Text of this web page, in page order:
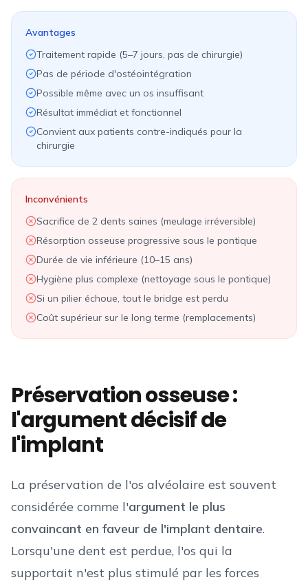
Avantages
Traitement rapide (5–7 jours, pas de chirurgie)
Pas de période d'ostéointégration
Possible même avec un os insuffisant
Résultat immédiat et fonctionnel
Convient aux patients contre-indiqués pour la
chirurgie
Inconvénients
Sacrifice de 2 dents saines (meulage irréversible)
Résorption osseuse progressive sous le pontique
Durée de vie inférieure (10–15 ans)
Hygiène plus complexe (nettoyage sous le pontique)
Si un pilier échoue, tout le bridge est perdu
Coût supérieur sur le long terme (remplacements)
Préservation osseuse :
l'argument décisif de
l'implant
La préservation de l'os alvéolaire est souvent
considérée comme l'argument le plus
convaincant en faveur de l'implant dentaire.
Lorsqu'une dent est perdue, l'os qui la
supportait n'est plus stimulé par les forces